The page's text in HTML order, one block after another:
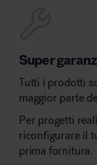
Super
Tutti i prodotti
maggior parte
Per progetti
riconfigurare il
prima fornitura.